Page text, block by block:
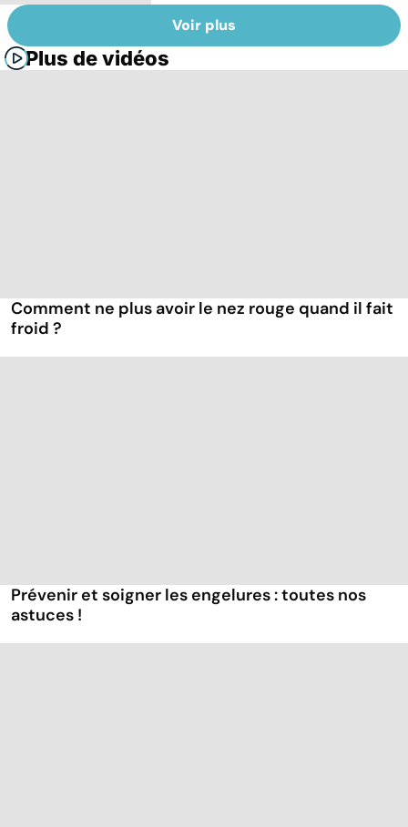
Voir plus
Plus de vidéos
Comment ne plus avoir le nez rouge quand il fait
froid ?
Prévenir et soigner les engelures : toutes nos
astuces !